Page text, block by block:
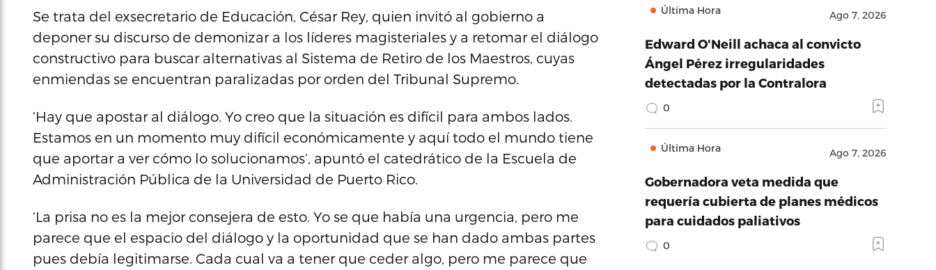
Se trata del exsecretario de Educación, César Rey, quien invitó al gobierno a
deponer su discurso de demonizar a los líderes magisteriales y a retomar el diálogo
constructivo para buscar alternativas al Sistema de Retiro de los Maestros, cuyas
enmiendas se encuentran paralizadas por orden del Tribunal Supremo.
‘Hay que apostar al diálogo. Yo creo que la situación es difícil para ambos lados.
Estamos en un momento muy difícil económicamente y aquí todo el mundo tiene
que aportar a ver cómo lo solucionamos’, apuntó el catedrático de la Escuela de
Administración Pública de la Universidad de Puerto Rico.
‘La prisa no es la mejor consejera de esto. Yo se que había una urgencia, pero me
parece que el espacio del diálogo y la oportunidad que se han dado ambas partes
pues debía legitimarse. Cada cual va a tener que ceder algo, pero me parece que
Última Hora Ago 7, 2026
Edward O'Neill achaca al convicto
Ángel Pérez irregularidades
detectadas por la Contralora
0
Última Hora Ago 7, 2026
Gobernadora veta medida que
requería cubierta de planes médicos
para cuidados paliativos
0